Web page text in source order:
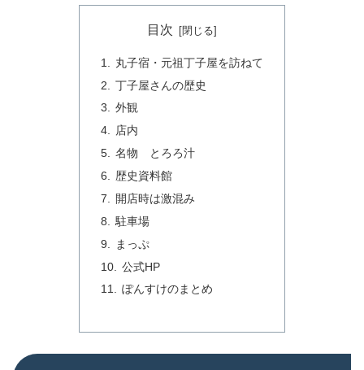
目次
丸子宿・元祖丁子屋を訪ねて
丁子屋さんの歴史
外観
店内
名物 とろろ汁
歴史資料館
開店時は激混み
駐車場
まっぷ
公式HP
ぽんすけのまとめ